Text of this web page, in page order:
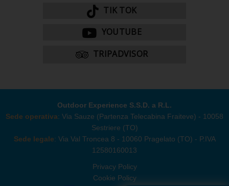
TIK TOK
YOUTUBE
TRIPADVISOR
Outdoor Experience S.S.D. a R.L.
Sede operativa: Via Sauze (Partenza Telecabina Fraiteve) - 10058
Sestriere (TO)
Sede legale: Via Val Troncea 8 - 10060 Pragelato (TO) - P.IVA
12580160013
Privacy Policy
Cookie Policy